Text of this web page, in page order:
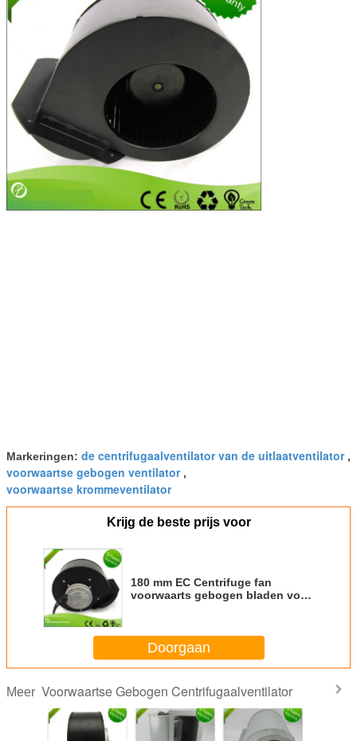
Markeringen: de centrifugaalventilator van de uitlaatventilator,
voorwaartse gebogen ventilator,
voorwaartse krommeventilator
Krijg de beste prijs voor
180 mm EC Centrifuge fan
voorwaarts gebogen bladen voor
Doorgaan
Meer Voorwaartse Gebogen Centrifugaalventilator